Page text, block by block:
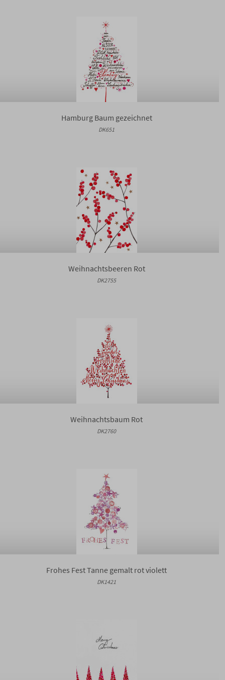
Hamburg Baum gezeichnet
DK651
Weihnachtsbeeren Rot
DK2755
Weihnachtsbaum Rot
DK2760
Frohes Fest Tanne gemalt rot violett
DK1421